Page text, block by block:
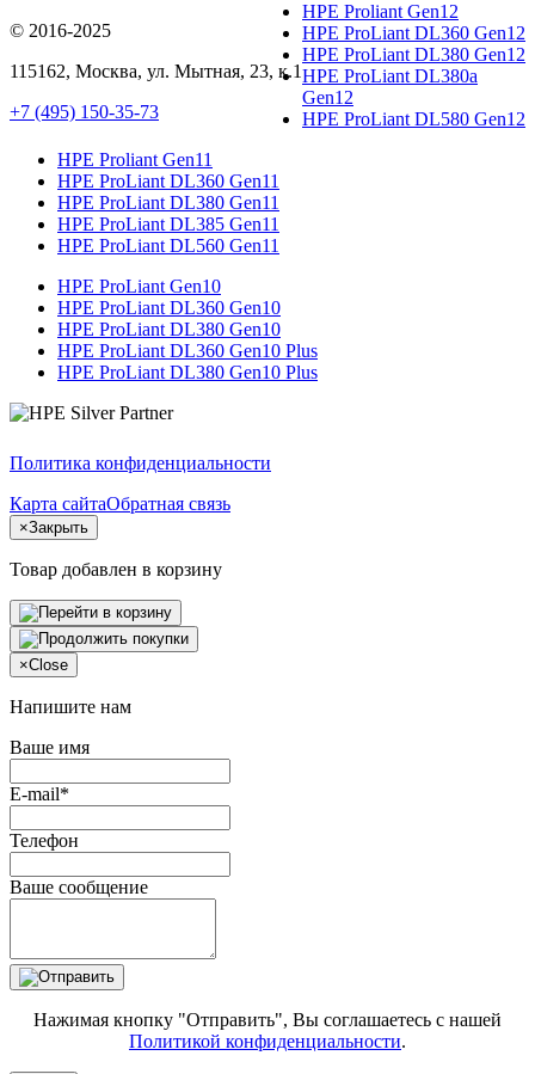
© 2016-2025
115162, Москва, ул. Мытная, 23, к.1
+7 (495) 150-35-73
HPE Proliant Gen12
HPE ProLiant DL360 Gen12
HPE ProLiant DL380 Gen12
HPE ProLiant DL380a
Gen12
HPE ProLiant DL580 Gen12
HPE Proliant Gen11
HPE ProLiant DL360 Gen11
HPE ProLiant DL380 Gen11
HPE ProLiant DL385 Gen11
HPE ProLiant DL560 Gen11
HPE ProLiant Gen10
HPE ProLiant DL360 Gen10
HPE ProLiant DL380 Gen10
HPE ProLiant DL360 Gen10 Plus
HPE ProLiant DL380 Gen10 Plus
Политика конфиденциальности
Карта сайтаОбратная связь
×Закрыть
Товар добавлен в корзину
×Close
Напишите нам
Ваше имя
E-mail*
Телефон
Ваше сообщение
Нажимая кнопку "Отправить", Вы соглашаетесь с нашей
Политикой конфиденциальности.